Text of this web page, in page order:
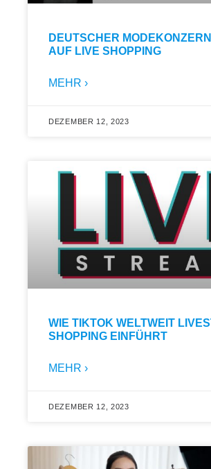
DEUTSCHER
AUF LIVE SHOPPING
MEHR ›
DEZEMBER 12, 2023
WIE TIKTOK WELTWEIT
SHOPPING EINFÜHRT
MEHR ›
DEZEMBER 12, 2023